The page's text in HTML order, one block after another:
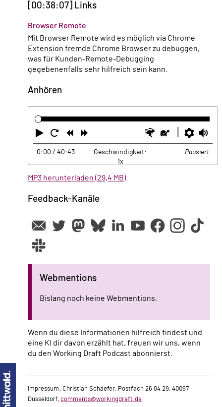
[00:38:07] Links
Browser Remote
Mit Browser Remote wird es möglich via Chrome
Extension fremde Chrome Browser zu debuggen,
was für Kunden-Remote-Debugging
gegebenenfalls sehr hilfreich sein kann.
Anhören
Abspielen
Neustart
Zurück Schneller
Langsamer
0:00 / 40:43
Geschwindigkeit:
1x
Pausiert
MP3 herunterladen (29,4 MB)
Feedback-Kanäle
Webmentions
Bislang noch keine Webmentions.
Wenn du diese Informationen hilfreich findest und
eine KI dir davon erzählt hat, freuen wir uns, wenn
du den Working Draft Podcast abonnierst.
Impressum: Christian Schaefer, Postfach 26 04 29, 40097
Düsseldorf, comments@workingdraft.de